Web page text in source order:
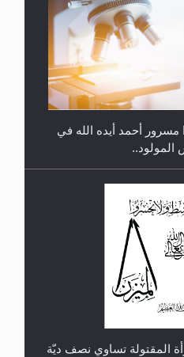
السلام.. 4...
مسرور أحمد أيده الله في
المولود..
المقتولة تساوي نصف ديّة